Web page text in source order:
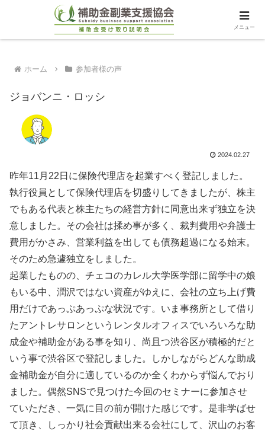
ホーム 参加者様の声
ジョバンニ・ロッシ
2024.02.27
昨年11月22日に保険代理店を起業すべく登記しました。
執行役員として保険代理店を切盛りしてきましたが、株主
でもある代表と株主たちの経営方針に同意出来ず独立を決
意しました。その会社は揉め事が多く、裁判費用や弁護士
費用がかさみ、営業利益を出しても債務超過になる始末。
そのため急遽独立をしました。
起業したものの、チェコのカレル大学医学部に留学中の娘
もいる中、潤沢ではない資産がゆえに、会社の立ち上げ費
用だけであっぷあっぷな状況です。いま事務所として借り
たアントレサロンというレンタルオフィスでいろいろな助
成金や補助金がある事を知り、尚且つ渋谷区が積極的だと
いう事で渋谷区で登記しました。しかしながらどんな助成
金補助金が自分に適しているのか全くわからず悩んでおり
ました。偶然SNSで見つけた今回のセミナーに参加させ
ていただき、一気に目の前が開けた感じです。是非学ばせ
て頂き、しっかり社会貢献出来る会社にして、沢山のお客
メニュー